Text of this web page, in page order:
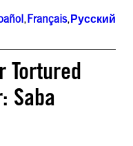
,Français,Русский
Tortured
Saba